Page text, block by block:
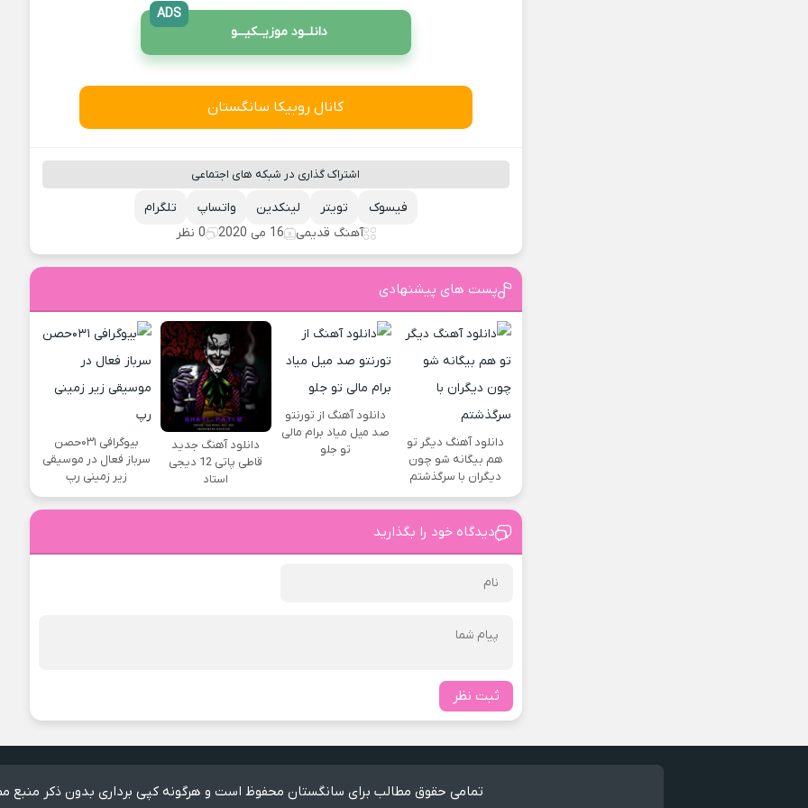
دانلــود موزیــکیـــو
ADS
کانال روبیکا سانگستان
اشتراک گذاری در شبکه های اجتماعی
تلگرام واتساپ لینکدین تویتر
فیسوک
آهنگ قدیمی
16 می 2020 0 نظر
پست های پیشنهادی
دانلود آهنگ دیگر تو
هم بیگانه شو چون
دیگران با سرگذشتم
دانلود آهنگ از تورنتو
صد میل میاد برام مالی
تو جلو
دانلود آهنگ جدید
قاطی پاتی 12 دیجی
استاد
بیوگرافی ۰۳۱حصن
سرباز فعال در موسیقی
زیر زمینی رپ
دیدگاه خود را بگذارید
ثبت نظر
تمامی حقوق مطالب برای سانگستان محفوظ است و هرگونه کپی برداری بدون ذکر منبع